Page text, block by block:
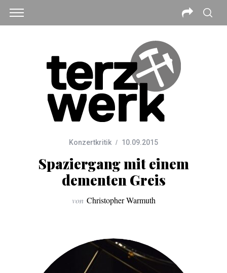
Konzertkritik 10.09.2015
Spaziergang mit einem
dementen Greis
von Christopher Warmuth